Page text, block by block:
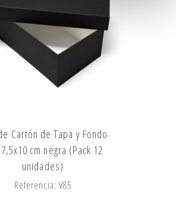
Cartón de Tapa y Fondo
cm negra (Pack 12
unidades)
Referencia: V85